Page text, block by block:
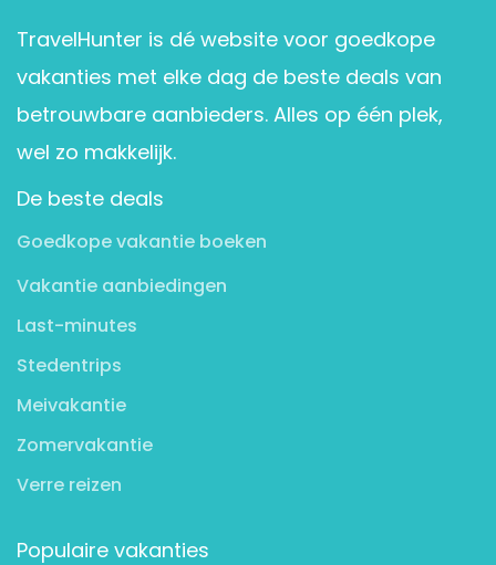
TravelHunter is dé website voor goedkope
vakanties met elke dag de beste deals van
betrouwbare aanbieders. Alles op één plek,
wel zo makkelijk.
De beste deals
Goedkope vakantie boeken
Vakantie aanbiedingen
Last-minutes
Stedentrips
Meivakantie
Zomervakantie
Verre reizen
Populaire vakanties